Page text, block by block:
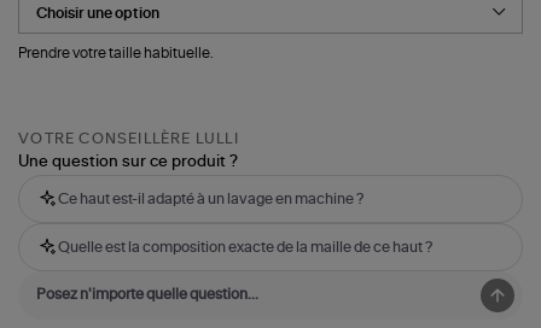
Verticale
Prendre votre taille habituelle.
VOTRE CONSEILLÈRE LULLI
Une question sur ce produit ?
Ce haut est-il adapté à un lavage en machine ?
Quelle est la composition exacte de la maille de ce haut ?